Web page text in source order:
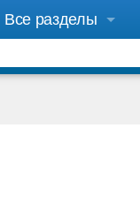
Все разделы